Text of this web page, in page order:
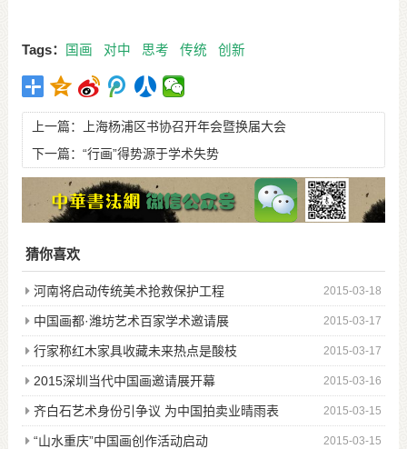
Tags： 国画 对中 思考 传统 创新
上一篇：
上海杨浦区书协召开年会暨换届大会
下一篇： “行画”得势源于学术失势
猜你喜欢
2015-03-18
河南将启动传统美术抢救保护工程
2015-03-17
中国画都·潍坊艺术百家学术邀请展
2015-03-17
行家称红木家具收藏未来热点是酸枝
2015-03-16
2015深圳当代中国画邀请展开幕
2015-03-15
齐白石艺术身份引争议 为中国拍卖业晴雨表
2015-03-15
“山水重庆”中国画创作活动启动